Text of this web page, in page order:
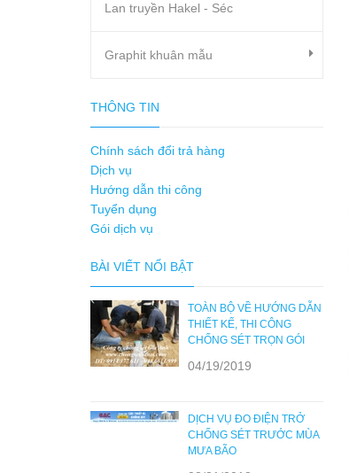
Lan truyền Hakel - Séc
Graphit khuân mẫu
THÔNG TIN
Chính sách đổi trả hàng
Dịch vụ
Hướng dẫn thi công
Tuyển dụng
Gói dịch vụ
BÀI VIẾT NỔI BẬT
TOÀN BỘ VỀ HƯỚNG DẪN
THIẾT KẾ, THI CÔNG
CHỐNG SÉT TRỌN GÓI
04/19/2019
DỊCH VỤ ĐO ĐIỆN TRỞ
CHỐNG SÉT TRƯỚC MÙA
MƯA BÃO